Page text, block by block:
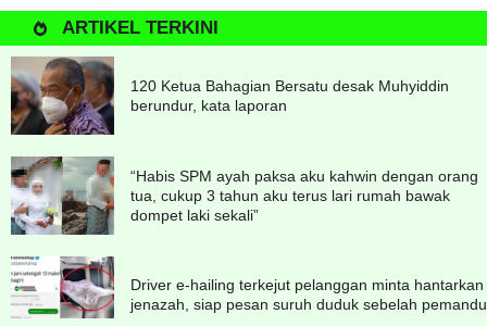
ARTIKEL TERKINI
120 Ketua Bahagian Bersatu desak Muhyiddin
berundur, kata laporan
“Habis SPM ayah paksa aku kahwin dengan orang
tua, cukup 3 tahun aku terus lari rumah bawak
dompet laki sekali”
Driver e-hailing terkejut pelanggan minta hantarkan
jenazah, siap pesan suruh duduk sebelah pemandu